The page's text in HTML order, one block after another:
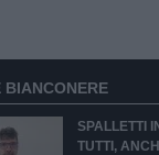
BIANCONERE
SPALLETTI
TUTTI,